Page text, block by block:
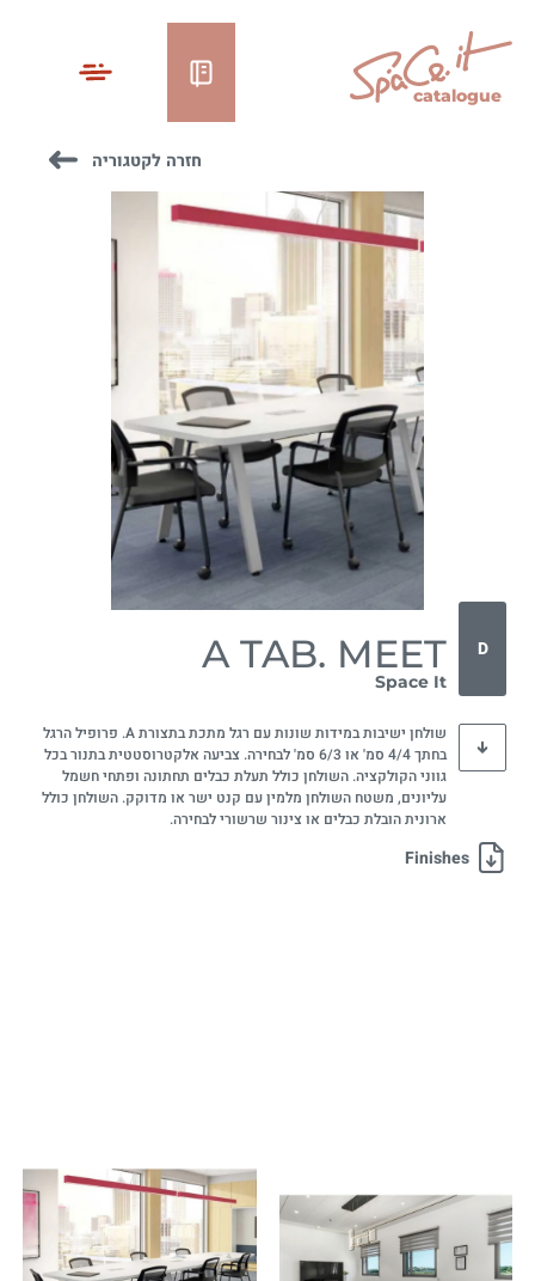
catalogue
חזרה לקטגוריה
D
A TAB. MEET
Space It
שולחן ישיבות במידות שונות עם רגל מתכת בתצורת A. פרופיל הרגל
בחתך 4/4 סמ' או 6/3 סמ' לבחירה. צביעה אלקטרוסטטית בתנור בכל
גווני הקולקציה. השולחן כולל תעלת כבלים תחתונה ופתחי חשמל
עליונים, משטח השולחן מלמין עם קנט ישר או מדוקק. השולחן כולל
ארונית הובלת כבלים או צינור שרשורי לבחירה.
Finishes